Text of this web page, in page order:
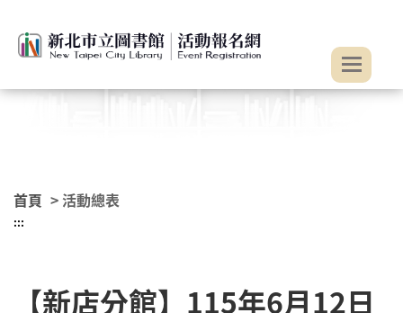
首頁 > 活動總表
:::
【新店分館】115年6月12日